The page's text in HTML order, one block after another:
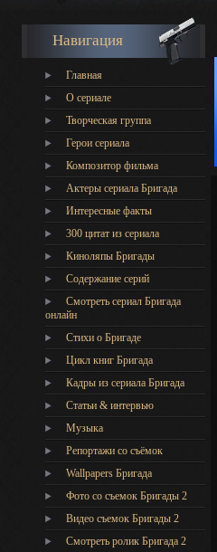
Навигация
Главная
О сериале
Творческая группа
Герои сериала
Композитор фильма
Актеры сериала Бригада
Интересные факты
300 цитат из сериала
Киноляпы Бригады
Содержание серий
Смотреть сериал Бригада
онлайн
Стихи о Бригаде
Цикл книг Бригада
Кадры из сериала Бригада
Статьи & интервью
Музыка
Репортажи со съёмок
Wallpapers Бригада
Фото со съемок Бригады 2
Видео съемок Бригады 2
Cмотреть ролик Бригада 2